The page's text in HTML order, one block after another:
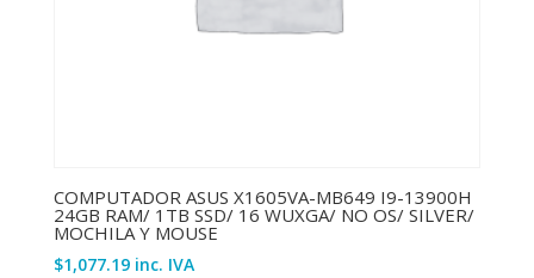
COMPUTADOR ASUS X1605VA-MB649 I9-13900H
24GB RAM/ 1TB SSD/ 16 WUXGA/ NO OS/ SILVER/
MOCHILA Y MOUSE
$1,077.19 inc. IVA